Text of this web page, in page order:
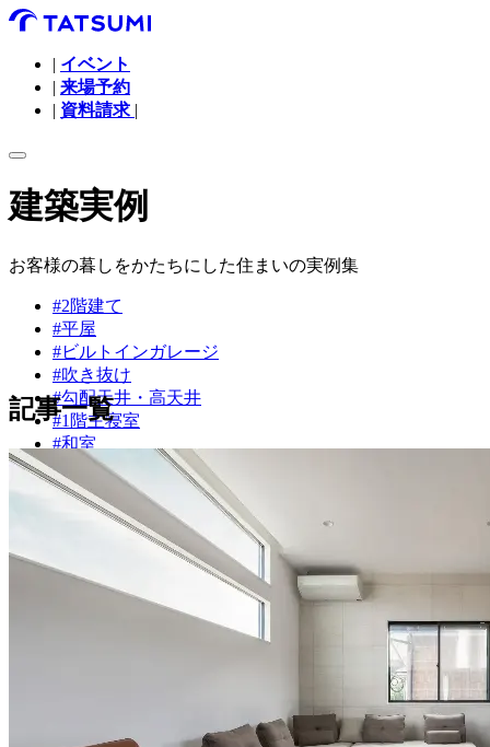
| イベント
| 来場予約
| 資料請求 |
建築実例
お客様の暮しをかたちにした住まいの実例集
#2階建て
#平屋
#ビルトインガレージ
#吹き抜け
#勾配天井・高天井
#1階主寝室
#和室
#リビング階段
#2階リビング
#ウォークインクローゼット
#スキップフロア
#ロフト
#ウッドデッキ・タイルデッキ
記事一覧